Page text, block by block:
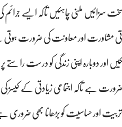
سزائیں ملنی چاہئیں تاکہ ایسے جرائم
مشاورت اور معاونت کی ضرورت
سکیں اور دوبارہ اپنی زندگی کو درست راستے
ہے تاکہ اجتماعی زیادتی کے کیسز
اور حساسیت کو بڑھانا بھی ضروری ہے